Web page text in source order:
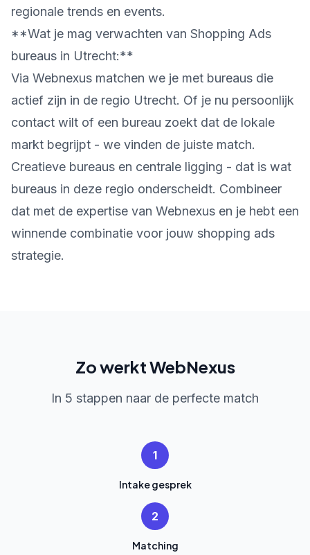
regionale trends en events.
**Wat je mag verwachten van Shopping Ads
bureaus in Utrecht:**
Via Webnexus matchen we je met bureaus die
actief zijn in de regio Utrecht. Of je nu persoonlijk
contact wilt of een bureau zoekt dat de lokale
markt begrijpt - we vinden de juiste match.
Creatieve bureaus en centrale ligging - dat is wat
bureaus in deze regio onderscheidt. Combineer
dat met de expertise van Webnexus en je hebt een
winnende combinatie voor jouw shopping ads
strategie.
Zo werkt WebNexus
In 5 stappen naar de perfecte match
1
Intake gesprek
2
Matching